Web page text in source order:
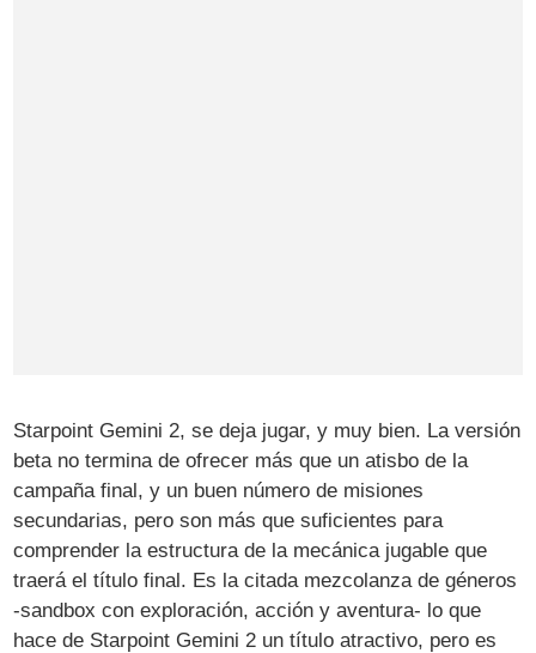
Starpoint Gemini 2, se deja jugar, y muy bien. La versión
beta no termina de ofrecer más que un atisbo de la
campaña final, y un buen número de misiones
secundarias, pero son más que suficientes para
comprender la estructura de la mecánica jugable que
traerá el título final. Es la citada mezcolanza de géneros
-sandbox con exploración, acción y aventura- lo que
hace de Starpoint Gemini 2 un título atractivo, pero es